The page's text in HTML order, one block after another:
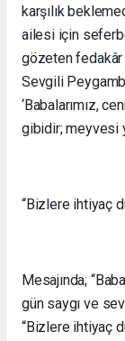
karşılık
ailesi için
gözeten fedakâr
Sevgili
‘Babalarımız,
gibidir; meyvesi
“Bizlere ihtiyaç
Mesajında;
gün saygı ve
“Bizlere ihtiyaç